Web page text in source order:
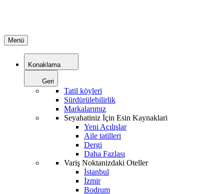
Menü
Konaklama
Geri
Tatil köyleri
Sürdürülebilirlik
Markalarımız
Seyahatiniz İçin Esin Kaynaklari
Yeni Açılışlar
Aile tatilleri
Dergi
Daha Fazlası
Variş Noktanizdaki Oteller
İstanbul
İzmir
Bodrum